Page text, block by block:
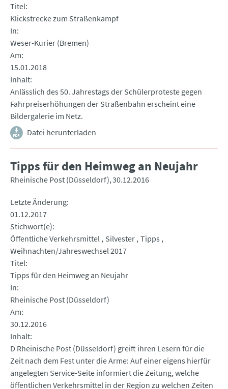
Titel
Klickstrecke zum Straßenkampf
In
Weser-Kurier (Bremen)
Am
15.01.2018
Inhalt
Anlässlich des 50. Jahrestags der Schülerproteste gegen
Fahrpreiserhöhungen der Straßenbahn erscheint eine
Bildergalerie im Netz.
Datei herunterladen
Tipps für den Heimweg an Neujahr
Rheinische Post (Düsseldorf) 30.12.2016
Letzte Änderung
01.12.2017
Stichwort(e)
Öffentliche Verkehrsmittel Silvester Tipps
Weihnachten/Jahreswechsel 2017
Titel
Tipps für den Heimweg an Neujahr
In
Rheinische Post (Düsseldorf)
Am
30.12.2016
Inhalt
D Rheinische Post (Düsseldorf) greift ihren Lesern für die
Zeit nach dem Fest unter die Arme: Auf einer eigens hierfür
angelegten Service-Seite informiert die Zeitung, welche
öffentlichen Verkehrsmittel in der Region zu welchen Zeiten